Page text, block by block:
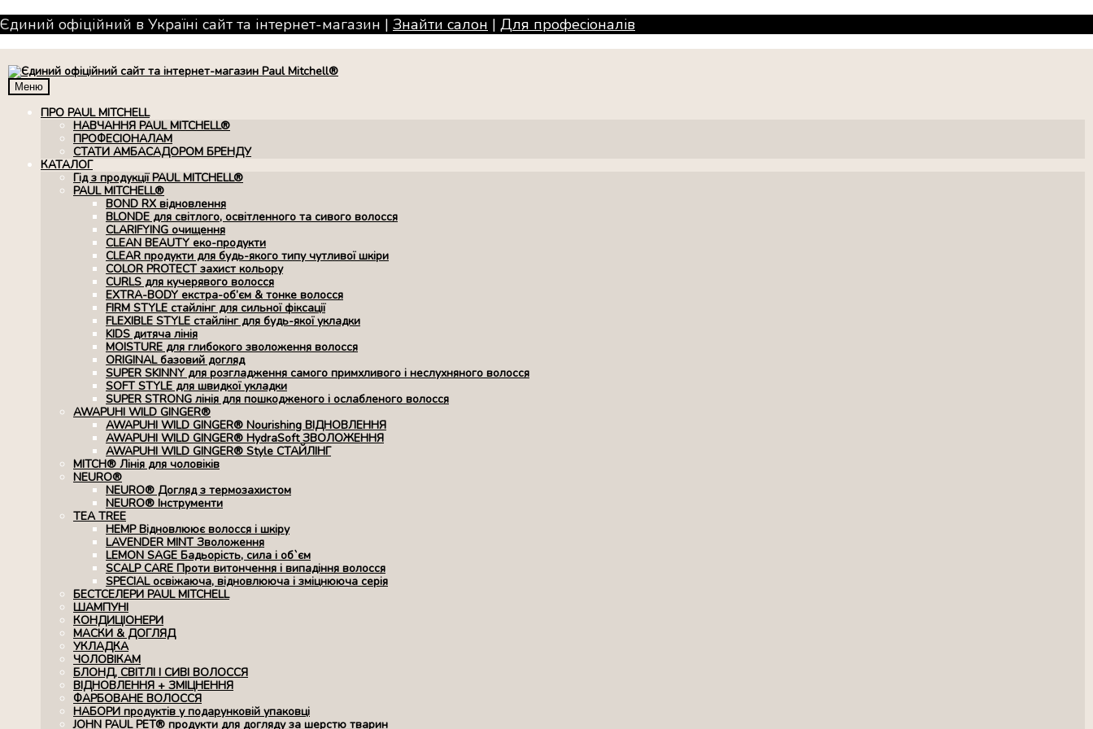
Єдиний офіційний в Україні сайт та інтернет-магазин | Знайти салон | Для професiоналiв
Меню
ПРО PAUL MITCHELL
НАВЧАННЯ PAUL MITCHELL®
ПРОФЕСІОНАЛАМ
СТАТИ АМБАСАДОРОМ БРЕНДУ
КАТАЛОГ
Гід з продукції PAUL MITCHELL®
PAUL MITCHELL®
BOND RX вiдновлення
BLONDE для світлого, освітленного та сивого волосся
CLARIFYING очищення
CLEAN BEAUTY еко-продукти
CLEAR продукти для будь-якого типу чутливої шкіри
COLOR PROTECT захист кольору
CURLS для кучерявого волосся
EXTRA-BODY екстра-об’єм & тонке волосся
FIRM STYLE стайлінг для сильної фіксації
FLEXIBLE STYLE стайлінг для будь-якої укладки
KIDS дитяча лінія
MOISTURE для глибокого зволоження волосся
ORIGINAL базовий догляд
SUPER SKINNY для розгладження самого примхливого і неслухняного волосся
SOFT STYLE для швидкої укладки
SUPER STRONG лінія для пошкодженого і ослабленого волосся
AWAPUHI WILD GINGER®
AWAPUHI WILD GINGER® Nourishing ВІДНОВЛЕННЯ
AWAPUHI WILD GINGER® HydraSoft ЗВОЛОЖЕННЯ
AWAPUHI WILD GINGER® Style СТАЙЛІНГ
MITCH® Лінія для чоловіків
NEURO®
NEURO® Догляд з термозахистом
NEURO® Інструменти
TEA TREE
HEMP Відновлюює волосся і шкіру
LAVENDER MINT Зволоження
LEMON SAGE Бадьорість, сила і об`єм
SCALP CARE Проти витончення і випадіння волосся
SPECIAL освіжаюча, відновлююча і зміцнююча серія
БЕСТСЕЛЕРИ PAUL MITCHELL
ШАМПУНІ
КОНДИЦІОНЕРИ
МАСКИ & ДОГЛЯД
УКЛАДКА
ЧОЛОВІКАМ
БЛОНД, СВІТЛІ І СИВІ ВОЛОССЯ
ВІДНОВЛЕННЯ + ЗМІЦНЕННЯ
ФАРБОВАНЕ ВОЛОССЯ
НАБОРИ продуктів у подарунковій упаковці
JOHN PAUL PET® продукти для догляду за шерстю тварин